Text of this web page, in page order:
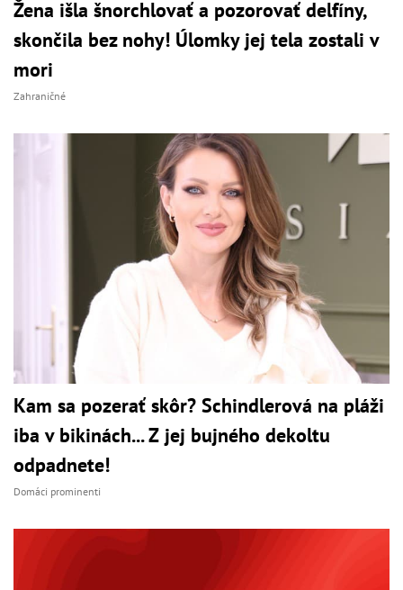
Žena išla šnorchlovať a pozorovať delfíny,
skončila bez nohy! Úlomky jej tela zostali v
mori
Zahraničné
Kam sa pozerať skôr? Schindlerová na pláži
iba v bikinách... Z jej bujného dekoltu
odpadnete!
Domáci prominenti